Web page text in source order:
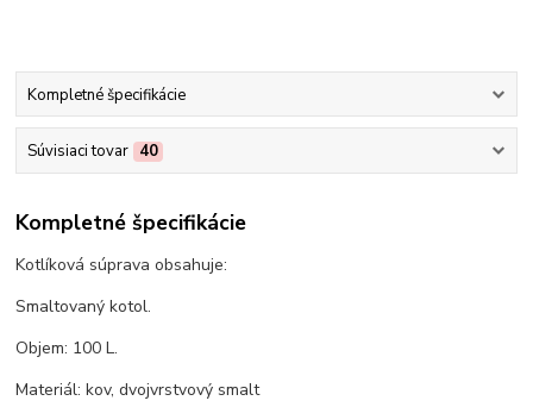
Kompletné špecifikácie
Súvisiaci tovar 40
Kompletné špecifikácie
Kotlíková súprava obsahuje:
Smaltovaný kotol.
Objem: 100 L.
Materiál: kov, dvojvrstvový smalt